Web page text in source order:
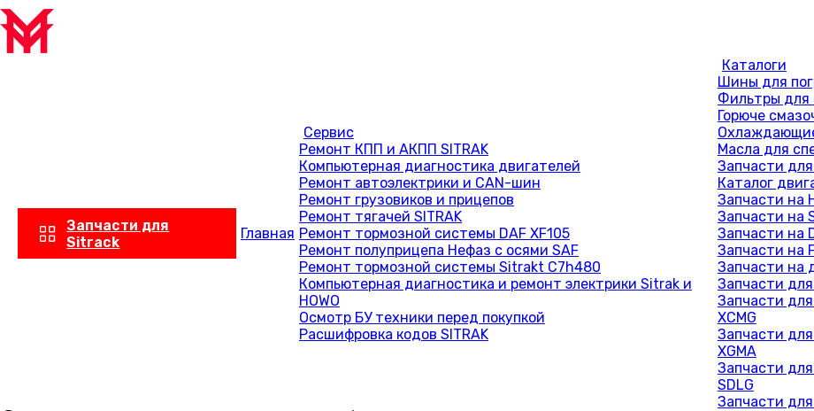
Запчасти для
Sitrack
Главная
Сервис
Ремонт КПП и АКПП SITRAK
Компьютерная диагностика двигателей
Ремонт автоэлектрики и CAN-шин
Ремонт грузовиков и прицепов
Ремонт тягачей SITRAK
Ремонт тормозной системы DAF XF105
Ремонт полуприцепа Нефаз с осями SAF
Ремонт тормозной системы Sitrakt C7h480
Компьютерная диагностика и ремонт электрики Sitrak и
HOWO
Осмотр БУ техники перед покупкой
Расшифровка кодов SITRAK
Каталоги
Шины для
Фильтры для
Горюче
Масла для
Запчасти
Каталог
Запчасти на
Запчасти на
Запчасти на
Запчасти на
Запчасти на
Запчасти
Запчасти
XCMG
Запчасти
XGMA
Запчасти
SDLG
Запчасти